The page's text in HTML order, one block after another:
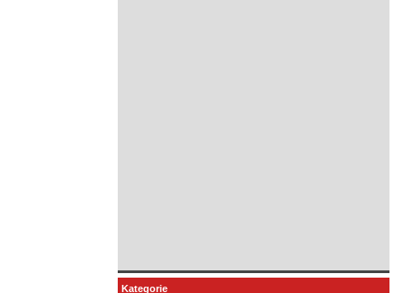
Kategorie